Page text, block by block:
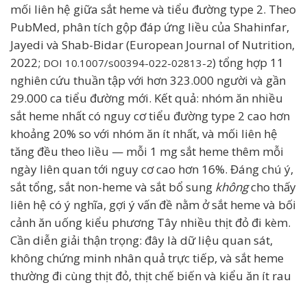
mối liên hệ giữa sắt heme và tiểu đường type 2. Theo
PubMed, phân tích gộp đáp ứng liều của Shahinfar,
Jayedi và Shab-Bidar (European Journal of Nutrition,
2022; DOI 10.1007/s00394-022-02813-2) tổng hợp 11
nghiên cứu thuần tập với hơn 323.000 người và gần
29.000 ca tiểu đường mới. Kết quả: nhóm ăn nhiều
sắt heme nhất có nguy cơ tiểu đường type 2 cao hơn
khoảng 20% so với nhóm ăn ít nhất, và mối liên hệ
tăng đều theo liều — mỗi 1 mg sắt heme thêm mỗi
ngày liên quan tới nguy cơ cao hơn 16%. Đáng chú ý,
sắt tổng, sắt non-heme và sắt bổ sung khôngcho thấy
liên hệ có ý nghĩa, gợi ý vấn đề nằm ở sắt heme và bối
cảnh ăn uống kiểu phương Tây nhiều thịt đỏ đi kèm.
Cần diễn giải thận trọng: đây là dữ liệu quan sát,
không chứng minh nhân quả trực tiếp, và sắt heme
thường đi cùng thịt đỏ, thịt chế biến và kiểu ăn ít rau